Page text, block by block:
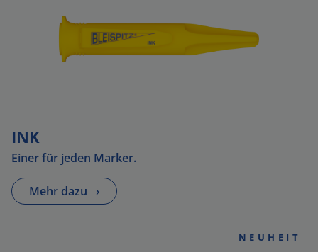
INK
Einer für jeden Marker.
Mehr dazu ›
NEUHEIT